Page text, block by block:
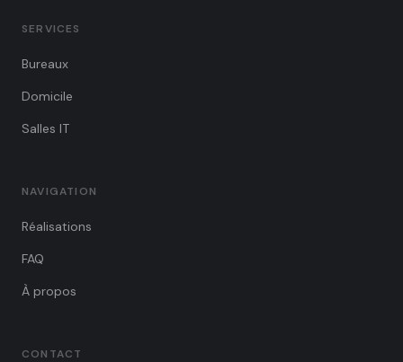
SERVICES
Bureaux
Domicile
Salles IT
NAVIGATION
Réalisations
FAQ
À propos
CONTACT